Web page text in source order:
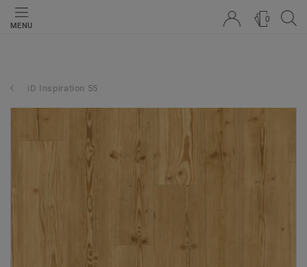
MENU
0
iD Inspiration 55